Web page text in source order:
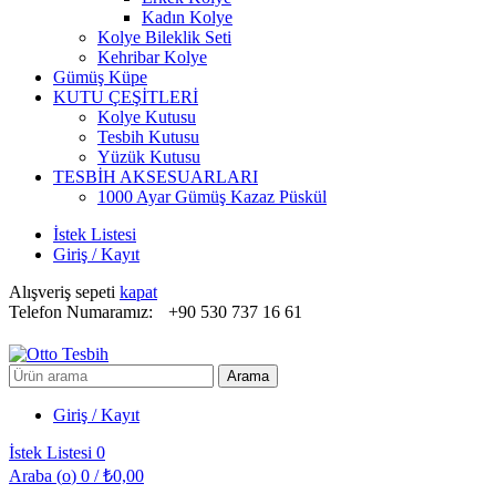
Kadın Kolye
Kolye Bileklik Seti
Kehribar Kolye
Gümüş Küpe
KUTU ÇEŞİTLERİ
Kolye Kutusu
Tesbih Kutusu
Yüzük Kutusu
TESBİH AKSESUARLARI
1000 Ayar Gümüş Kazaz Püskül
İstek Listesi
Giriş / Kayıt
Alışveriş sepeti kapat
Telefon Numaramız:
+90 530 737 16 61
Arayın: Arama
Giriş / Kayıt
İstek Listesi 0
Araba (o) 0 / ₺0,00